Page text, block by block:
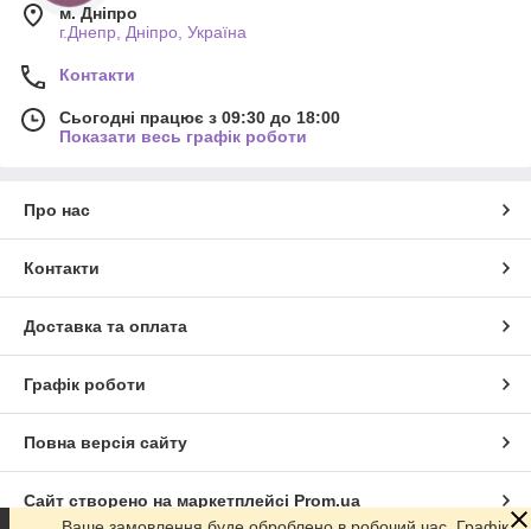
м. Дніпро
г.Днепр, Дніпро, Україна
Контакти
Сьогодні працює з 09:30 до 18:00
Показати весь графік роботи
Про нас
Контакти
Доставка та оплата
Графік роботи
Повна версія сайту
Сайт створено на маркетплейсі Prom.ua